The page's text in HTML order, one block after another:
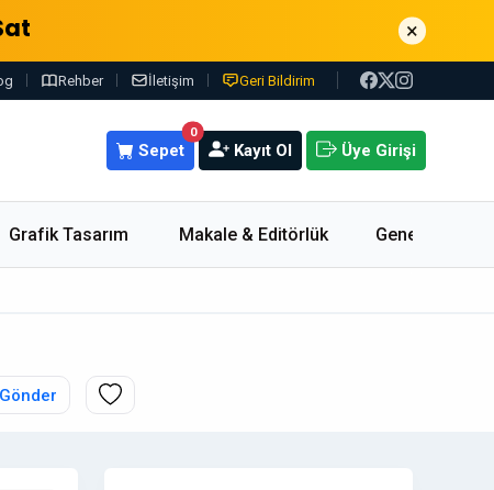
×
Rehber İletişim Geri Bildirim
0
Sepet Kayıt Ol Üye Girişi
Grafik Tasarım Makale & Editörlük Genel